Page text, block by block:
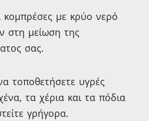
με κρύο νερό
στη μείωση της
σας.
τοποθετήσετε υγρές
τα χέρια και τα πόδια
γρήγορα.